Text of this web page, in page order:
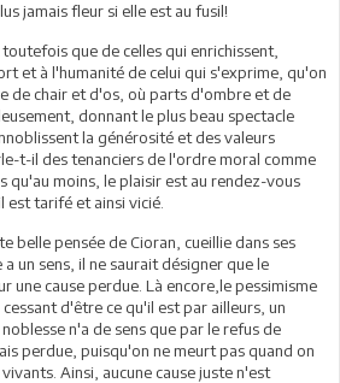
jamais fleur si elle est au fusil!
que de celles qui enrichissent,
et à l'humanité de celui qui s'exprime, qu'on
de chair et d'os, où parts d'ombre et de
donnant le plus beau spectacle
la générosité et des valeurs
t-il des tenanciers de l'ordre moral comme
qu'au moins, le plaisir est au rendez-vous
est tarifé et ainsi vicié.
belle pensée de Cioran, cueillie dans ses
a un sens, il ne saurait désigner que le
une cause perdue. Là encore,le pessimisme
d'être ce qu'il est par ailleurs, un
n'a de sens que par le refus de
perdue, puisqu'on ne meurt pas quand on
Ainsi, aucune cause juste n'est